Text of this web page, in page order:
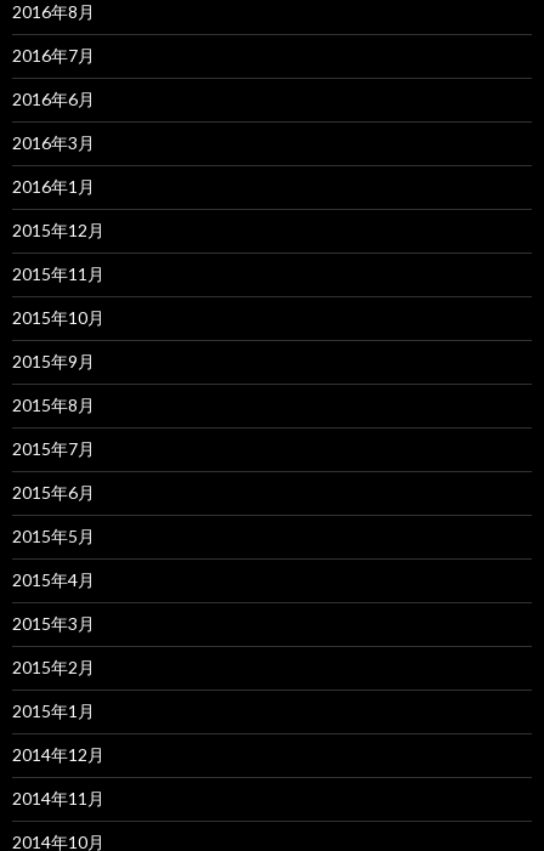
2016年8月
2016年7月
2016年6月
2016年3月
2016年1月
2015年12月
2015年11月
2015年10月
2015年9月
2015年8月
2015年7月
2015年6月
2015年5月
2015年4月
2015年3月
2015年2月
2015年1月
2014年12月
2014年11月
2014年10月